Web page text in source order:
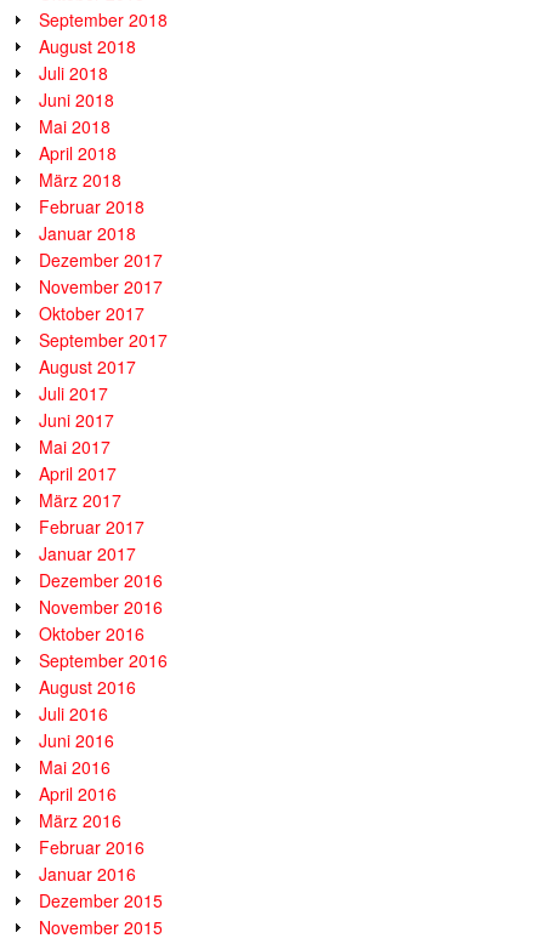
September 2018
August 2018
Juli 2018
Juni 2018
Mai 2018
April 2018
März 2018
Februar 2018
Januar 2018
Dezember 2017
November 2017
Oktober 2017
September 2017
August 2017
Juli 2017
Juni 2017
Mai 2017
April 2017
März 2017
Februar 2017
Januar 2017
Dezember 2016
November 2016
Oktober 2016
September 2016
August 2016
Juli 2016
Juni 2016
Mai 2016
April 2016
März 2016
Februar 2016
Januar 2016
Dezember 2015
November 2015